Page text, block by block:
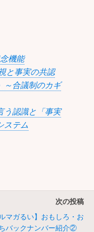
機能
と事実の共認
～合議制のカギ
う認識と「事実
ステム
次の投稿
マガるい】おもしろ・お
バックナンバー紹介②